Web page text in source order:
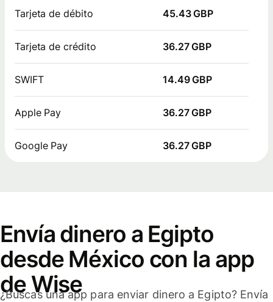
Tarjeta de débito 45.43 GBP
Tarjeta de crédito 36.27 GBP
SWIFT 14.49 GBP
Apple Pay 36.27 GBP
Google Pay 36.27 GBP
Envía dinero a Egipto
desde México con la app
de Wise
¿Buscas una app para enviar dinero a Egipto? Envía